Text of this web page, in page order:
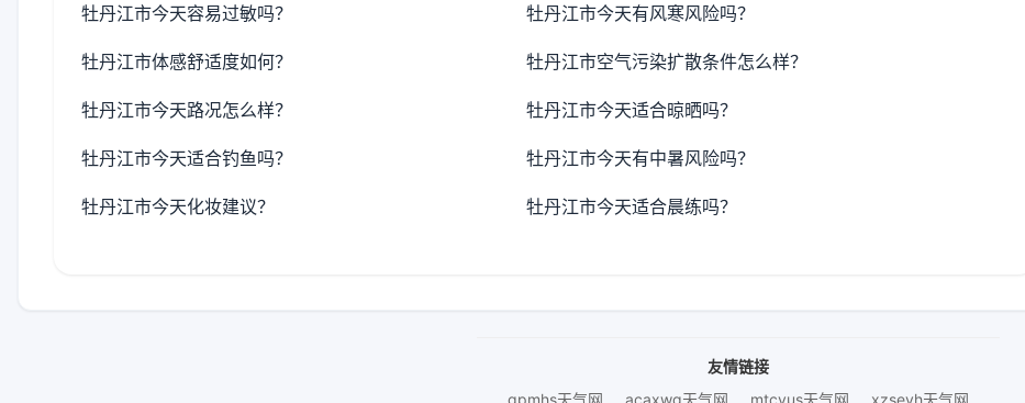
牡丹江市今天容易过敏吗？ 牡丹江市今天有风寒风险吗？
牡丹江市体感舒适度如何？ 牡丹江市空气污染扩散条件怎么样？
牡丹江市今天路况怎么样？ 牡丹江市今天适合晾晒吗？
牡丹江市今天适合钓鱼吗？ 牡丹江市今天有中暑风险吗？
牡丹江市今天化妆建议？ 牡丹江市今天适合晨练吗？
友情链接
gpmhs天气网
acaxwg天气网 mtcvus天气网 xzseyh天气网